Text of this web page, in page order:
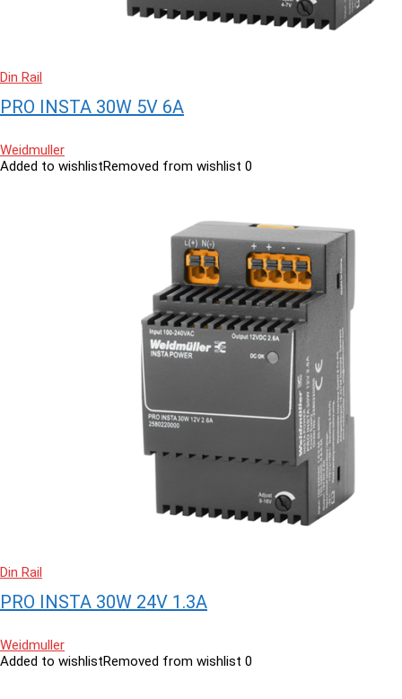
Din Rail
PRO INSTA 30W 5V 6A
Weidmuller
Added to wishlistRemoved from wishlist 0
Din Rail
PRO INSTA 30W 24V 1.3A
Weidmuller
Added to wishlistRemoved from wishlist 0